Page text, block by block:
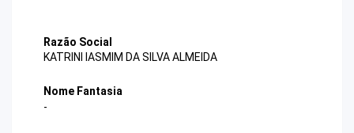
Razão Social
KATRINI IASMIM DA SILVA ALMEIDA
Nome Fantasia
-